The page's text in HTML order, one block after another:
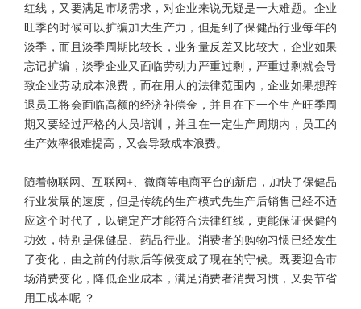
红线，又要满足市场需求，对企业来说无疑是一大难题。企业
旺季的时候可以扩编加大生产力，但是到了保健品行业每年的
淡季，而且淡季周期比较长，业务量反差又比较大，企业如果
忘记扩编，淡季企业又面临劳动力严重过剩，严重过剩就会导
致企业劳动成本浪费，而在用人的法律范围内，企业如果想辞
退员工将会面临高额的经济补偿金，并且在下一个生产旺季周
期又要经过严格的人员培训，并且在一定生产周期内，员工的
生产效率很难提高，又会导致成本浪费。
随着物联网、互联网+、微商等电商平台的新启，加快了保健品
行业发展的速度，但是传统的生产模式先生产后销售已经不适
应这个时代了，以销定产才能符合法律红线，更能保证保健的
功效，特别是保健品、药品行业。消费者的购物习惯已经发生
了变化，由之前的付款后等候变成了现在的守候。既要迎合市
场消费变化，降低企业成本，满足消费者消费习惯，又要节省
用工成本呢 ？